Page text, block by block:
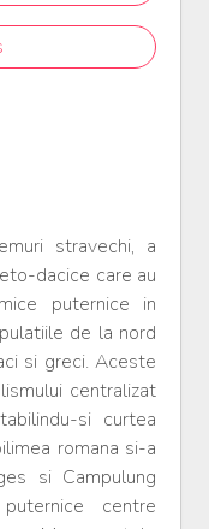
stravechi, a
dacice care au
puternice in
de la nord
si greci. Aceste
centralizat
si curtea
romana si-a
si Campulung
centre